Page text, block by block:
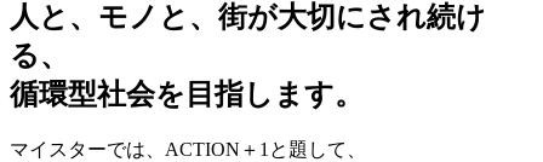
人と、モノと、街が大切にされ続け
る、
循環型社会を目指します。
マイスターでは、ACTION＋1と題して、